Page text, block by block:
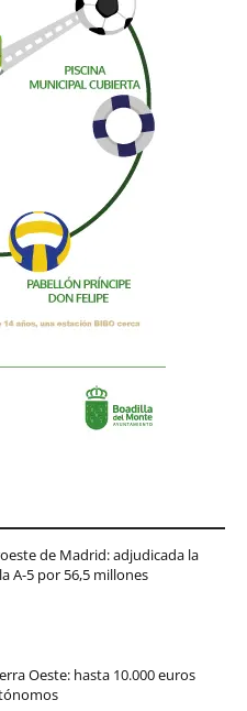
de Madrid: adjudicada la
A-5 por 56,5 millones
Oeste: hasta 10.000 euros